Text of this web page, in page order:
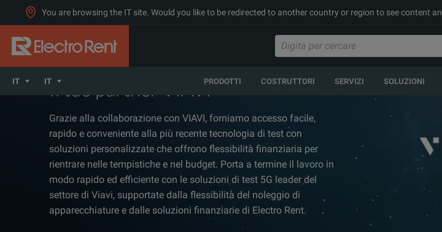
You are browsing the IT site. Would you like to be redirected to another country or region to see content
IT IT PRODOTTI COSTRUTTORI SERVIZI SOLUZIONI
Il tuo partner VIAVI
Grazie alla collaborazione con VIAVI, forniamo accesso facile,
rapido e conveniente alla più recente tecnologia di test con
soluzioni personalizzate che offrono flessibilità finanziaria per
rientrare nelle tempistiche e nel budget. Porta a termine il lavoro in
modo rapido ed efficiente con le soluzioni di test 5G leader del
settore di Viavi, supportate dalla flessibilità del noleggio di
apparecchiature e dalle soluzioni finanziarie di Electro Rent.